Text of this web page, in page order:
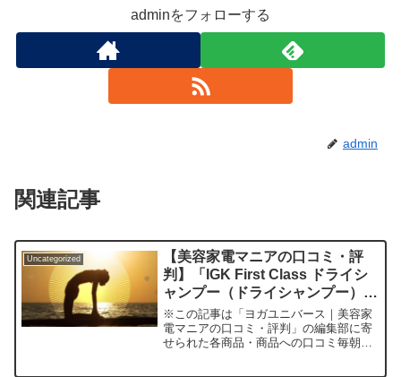
adminをフォローする
admin
関連記事
Uncategorized
【美容家電マニアの口コミ・評
判】「IGK First Class ドライシ
ャンプー（ドライシャンプー）」
を実際に使ってみた正直感想
※この記事は「ヨガユニバース｜美容家
電マニアの口コミ・評判」の編集部に寄
せられた各商品・商品への口コミ毎朝の